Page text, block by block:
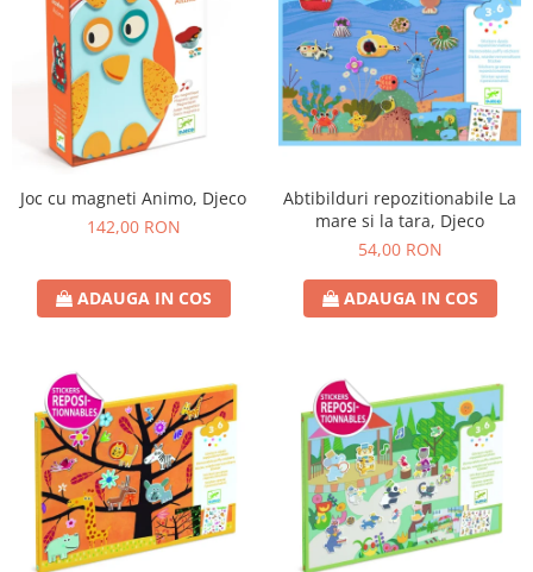
Joc cu magneti Animo, Djeco
142,00 RON
ADAUGA IN COS
Abtibilduri repozitionabile La
mare si la tara, Djeco
54,00 RON
ADAUGA IN COS